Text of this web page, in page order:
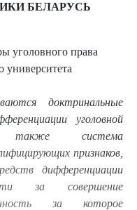
БЕЛАРУСЬ
уголовного права
университета
доктринальные
уголовной
также система
признаков,
дифференциации
за совершение
за которое